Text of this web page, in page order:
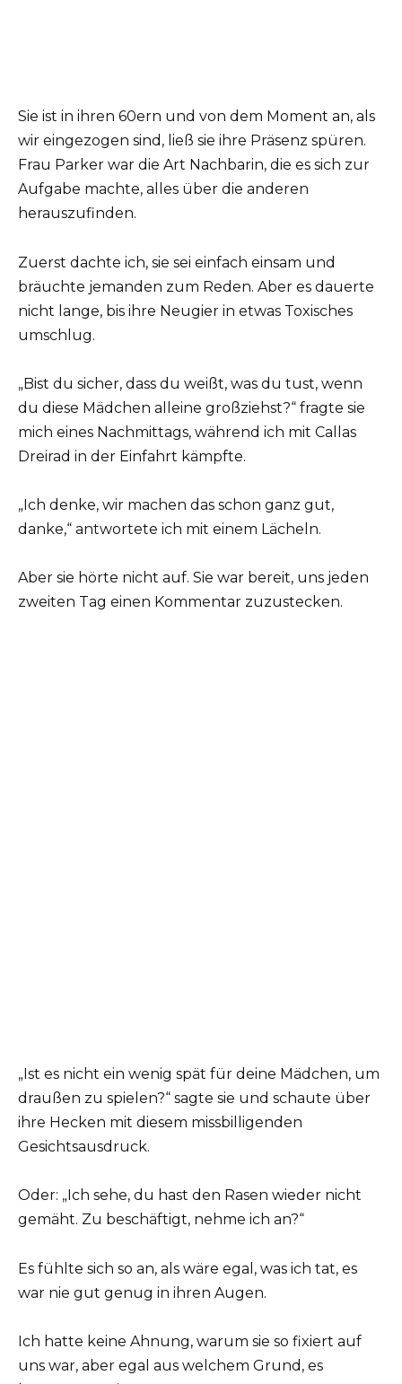
Sie ist in ihren 60ern und von dem Moment an, als
wir eingezogen sind, ließ sie ihre Präsenz spüren.
Frau Parker war die Art Nachbarin, die es sich zur
Aufgabe machte, alles über die anderen
herauszufinden.
Zuerst dachte ich, sie sei einfach einsam und
bräuchte jemanden zum Reden. Aber es dauerte
nicht lange, bis ihre Neugier in etwas Toxisches
umschlug.
„Bist du sicher, dass du weißt, was du tust, wenn
du diese Mädchen alleine großziehst?“ fragte sie
mich eines Nachmittags, während ich mit Callas
Dreirad in der Einfahrt kämpfte.
„Ich denke, wir machen das schon ganz gut,
danke,“ antwortete ich mit einem Lächeln.
Aber sie hörte nicht auf. Sie war bereit, uns jeden
zweiten Tag einen Kommentar zuzustecken.
„Ist es nicht ein wenig spät für deine Mädchen, um
draußen zu spielen?“ sagte sie und schaute über
ihre Hecken mit diesem missbilligenden
Gesichtsausdruck.
Oder: „Ich sehe, du hast den Rasen wieder nicht
gemäht. Zu beschäftigt, nehme ich an?“
Es fühlte sich so an, als wäre egal, was ich tat, es
war nie gut genug in ihren Augen.
Ich hatte keine Ahnung, warum sie so fixiert auf
uns war, aber egal aus welchem Grund, es